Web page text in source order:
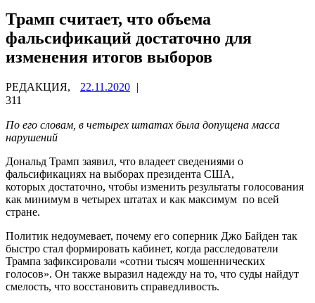
Трамп считает, что объема
фальсификаций достаточно для
изменения итогов выборов
РЕДАКЦИЯ, 22.11.2020 |
311
По его словам, в четырех штатах была допущена масса
нарушений
Дональд Трамп заявил, что владеет сведениями о
фальсификациях на выборах президента США,
которых достаточно, чтобы изменить результаты голосования
как минимум в четырех штатах и как максимум по всей
стране.
Политик недоумевает, почему его соперник Джо Байден так
быстро стал формировать кабинет, когда расследователи
Трампа зафиксировали «сотни тысяч мошеннических
голосов». Он также выразил надежду на то, что суды найдут
смелость, что восстановить справедливость.